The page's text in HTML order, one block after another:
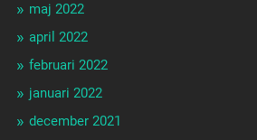
maj 2022
april 2022
februari 2022
januari 2022
december 2021